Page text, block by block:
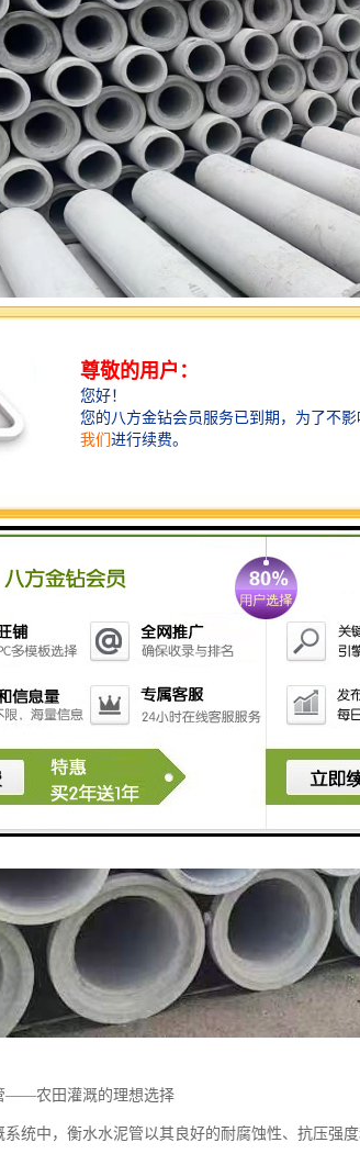
——助力城市基础设施建设
在城市基础设施建设中发挥着重要作用。无论是排
市的发展。
——农田灌溉的理想选择
系统中，衡水水泥管以其良好的耐腐蚀性、抗压强